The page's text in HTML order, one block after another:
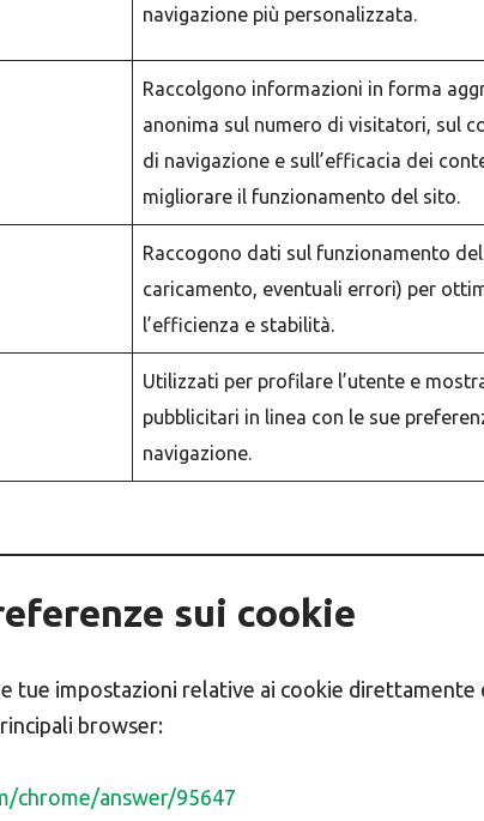
navigazione più personalizzata.
Raccolgono informazioni in forma
anonima sul numero di visitatori, sul
di navigazione e sull’efficacia dei
migliorare il funzionamento del sito.
Raccogono dati sul funzionamento
caricamento, eventuali errori) per
l’efficienza e stabilità.
Utilizzati per profilare l’utente e
pubblicitari in linea con le sue
navigazione.
sui cookie
tue impostazioni relative ai cookie
browser:
chrome/answer/95647